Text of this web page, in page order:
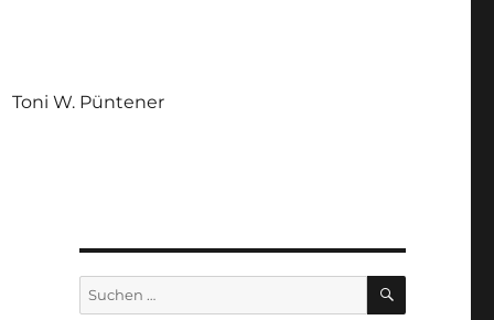
Toni W. Püntener
Suchen
nach:
SUCHEN